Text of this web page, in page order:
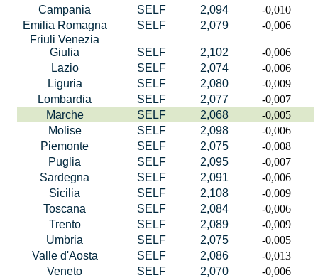
Campania
SELF 2,094
-0,010
Emilia Romagna
SELF 2,079
-0,006
Friuli Venezia
Giulia
SELF 2,102
-0,006
Lazio
SELF 2,074
-0,006
Liguria
SELF 2,080
-0,009
Lombardia
SELF 2,077
-0,007
Marche
SELF 2,068
-0,005
Molise
SELF 2,098
-0,006
Piemonte
SELF 2,075
-0,008
Puglia
SELF 2,095
-0,007
Sardegna
SELF 2,091
-0,006
Sicilia
SELF 2,108
-0,009
Toscana
SELF 2,084
-0,006
Trento
SELF 2,089
-0,009
Umbria
SELF 2,075
-0,005
Valle d'Aosta
SELF 2,086
-0,013
Veneto
SELF 2,070 -0,006